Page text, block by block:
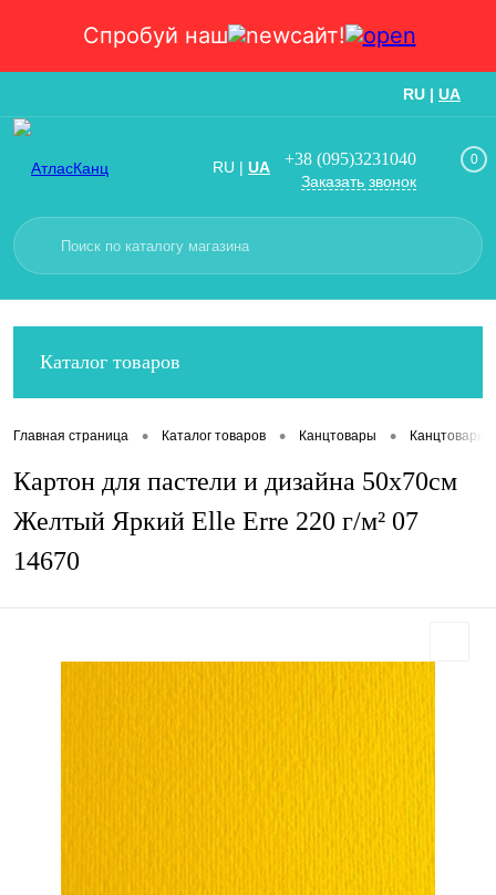
Спробуй наш сайт!
RU | UA
RU | UA +38 (095)3231040
Заказать звонок
0
Каталог товаров
Главная страница • Каталог товаров • Канцтовары • Канцтовары
Картон для пастели и дизайна 50х70см
Желтый Яркий Elle Erre 220 г/м² 07
14670